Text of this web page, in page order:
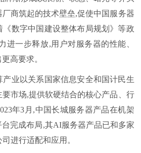
商筑起的技术壁垒,促使中国服务器
《数字中国建设整体布局规划》等政
进一步释放,用户对服务器的性能、
高要求。
业以关系国家信息安全和国计民生
市场,提供软硬结合的核心产品、行
年3月,中国长城服务器产品在机架
完成布局,其AI服务器产品已和多家
进行适配和应用。